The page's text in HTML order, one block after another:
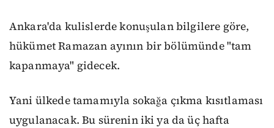
Ankara'da kulislerde konuşulan bilgilere göre,
hükümet Ramazan ayının bir bölümünde "tam
kapanmaya" gidecek.
Yani ülkede tamamıyla sokağa çıkma kısıtlaması
uygulanacak. Bu sürenin iki ya da üç hafta